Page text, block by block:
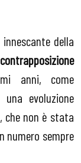
della
contrapposizione
anni, come
evoluzione
che non è stata
numero sempre